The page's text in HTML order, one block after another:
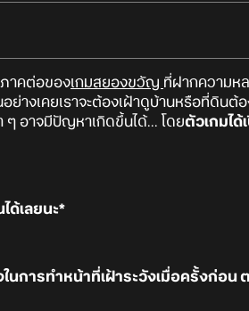
ภาคต่อของเกมสยองขวัญ ที่ฝากความห
ย่างเคยเราจะต้องเฝ้าดูบ้านหรือที่ดิน
ๆ อาจมีปัญหาเกิดขึ้นได้... โดยตัวเกมได้
ด้เลยนะ*
การทำหน้าที่เฝ้าระวังเมื่อครั้งก่อน